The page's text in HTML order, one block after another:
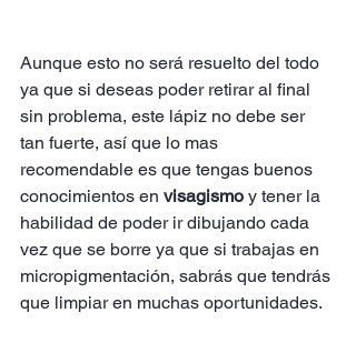
Aunque esto no será resuelto del todo
ya que si deseas poder retirar al final
sin problema, este lápiz no debe ser
tan fuerte, así que lo mas
recomendable es que tengas buenos
conocimientos en visagismo y tener la
habilidad de poder ir dibujando cada
vez que se borre ya que si trabajas en
micropigmentación, sabrás que tendrás
que limpiar en muchas oportunidades.